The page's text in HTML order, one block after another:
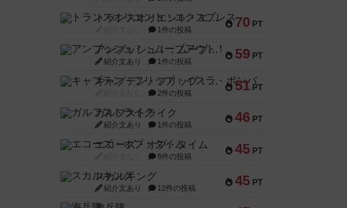
70 PT
トランスオリエント・エクスプレス
1件の投稿
59 PT
アンブッシュ！：ムーブアウト！
紹介文あり 1件の投稿
51 PT
キャプテン・フリップ：イスラ・ボンバ
2件の投稿
46 PT
ガルフストライク
紹介文あり 1件の投稿
45 PT
エコーズ・オブ・タイム
8件の投稿
45 PT
スカルキング
紹介文あり 12件の投稿